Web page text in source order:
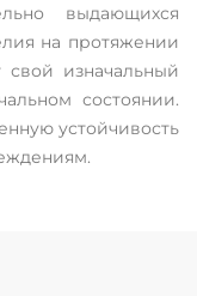
выдающихся
на протяжении
свой изначальный
состоянии.
устойчивость